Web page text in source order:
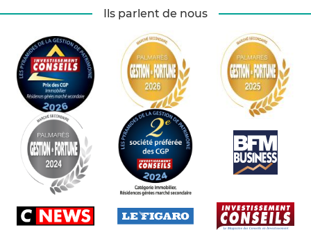
Ils parlent de nous